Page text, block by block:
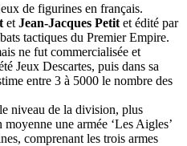
de figurines en français.
et Jean-Jacques Petit et édité par
tactiques du Premier Empire.
ne fut commercialisée et
Jeux Descartes, puis dans sa
entre 3 à 5000 le nombre des
niveau de la division, plus
une armée ‘Les Aigles’
comprenant les trois armes